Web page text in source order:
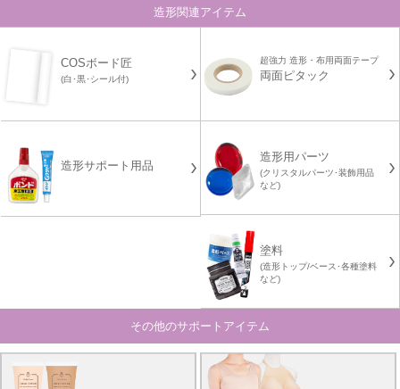
造形関連アイテム
COSボード匠
(白･黒･シール付)
超強力 造形・布用両面テープ
両面ピタック
造形サポート用品
造形用パーツ
(クリスタルパーツ･装飾用品
など)
塗料
(造形トップ/ベース･各種塗料
など)
その他のサポートアイテム